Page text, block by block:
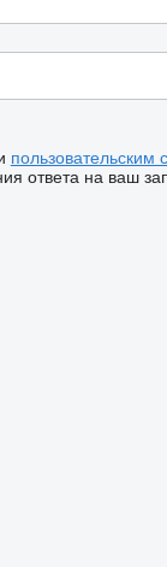
пользовательским
ответа на ваш